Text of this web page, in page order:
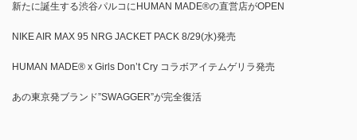
新たに誕生する渋谷パルコにHUMAN MADE®の直営店がOPEN
NIKE AIR MAX 95 NRG JACKET PACK 8/29(水)発売
HUMAN MADE®︎ x Girls Don’t Cry コラボアイテムゲリラ発売
あの東京発ブランド”SWAGGER”が完全復活